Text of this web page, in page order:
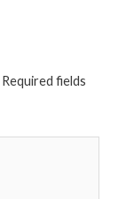
Required fields